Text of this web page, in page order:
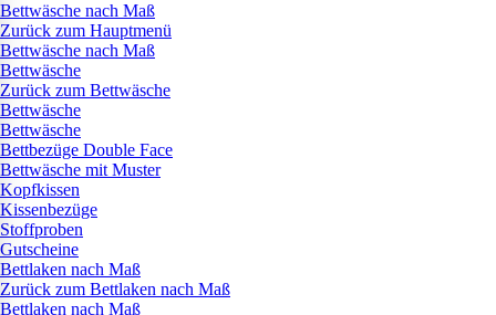
Bettwäsche nach Maß
Zurück zum Hauptmenü
Bettwäsche nach Maß
Bettwäsche
Zurück zum Bettwäsche
Bettwäsche
Bettwäsche
Bettbezüge Double Face
Bettwäsche mit Muster
Kopfkissen
Kissenbezüge
Stoffproben
Gutscheine
Bettlaken nach Maß
Zurück zum Bettlaken nach Maß
Bettlaken nach Maß